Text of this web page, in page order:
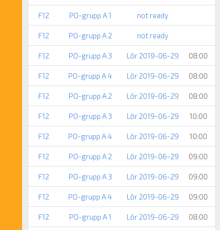
F12 PO-grupp A 1 not ready
F12 PO-grupp A 2 not ready
F12 PO-grupp A 3 Lör 2019-06-29 08:00
F12 PO-grupp A 4 Lör 2019-06-29 08:00
F12 PO-grupp A 2 Lör 2019-06-29 08:00
F12 PO-grupp A 3 Lör 2019-06-29 10:00
F12 PO-grupp A 4 Lör 2019-06-29 10:00
F12 PO-grupp A 2 Lör 2019-06-29 09:00
F12 PO-grupp A 3 Lör 2019-06-29 09:00
F12 PO-grupp A 4 Lör 2019-06-29 09:00
F12 PO-grupp A 1 Lör 2019-06-29 08:00